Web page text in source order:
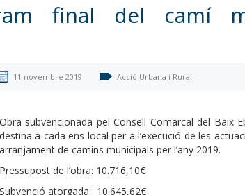
final del camí
11 novembre 2019 Acció Urbana i Rural
Obra subvencionada pel Consell Comarcal del Baix
destina a cada ens local per a l’execució de les
arranjament de camins municipals per l’any 2019.
Pressupost de l’obra: 10.716,10€
Subvenció atorgada: 10.645,62€